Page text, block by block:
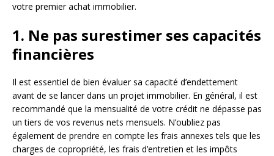
votre premier achat immobilier.
1. Ne pas surestimer ses capacités
financières
Il est essentiel de bien évaluer sa capacité d’endettement
avant de se lancer dans un projet immobilier. En général, il est
recommandé que la mensualité de votre crédit ne dépasse pas
un tiers de vos revenus nets mensuels. N’oubliez pas
également de prendre en compte les frais annexes tels que les
charges de copropriété, les frais d’entretien et les impôts